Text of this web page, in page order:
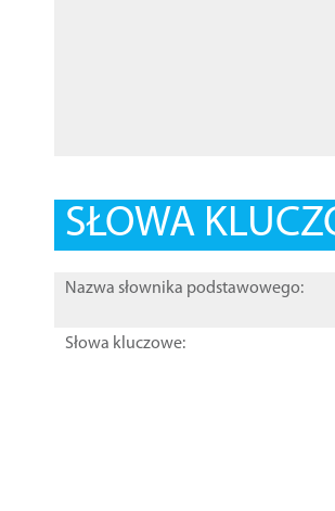
SŁOWA
Nazwa słownika podstawowego:
Słowa kluczowe: